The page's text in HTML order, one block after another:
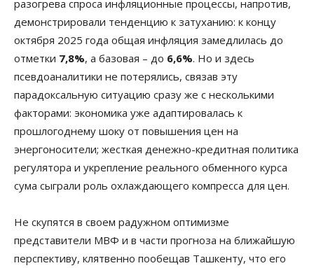
разогрева спроса инфляционные процессы, напротив,
демонстрировали тенденцию к затуханию: к концу
октября 2025 года общая инфляция замедлилась до
отметки 7,8%, а базовая – до 6,6%. Но и здесь
псевдоаналитики не потерялись, связав эту
парадоксальную ситуацию сразу же с несколькими
факторами: экономика уже адаптировалась к
прошлогоднему шоку от повышения цен на
энергоносители; жесткая денежно-кредитная политика
регулятора и укрепление реального обменного курса
сума сыграли роль охлаждающего компресса для цен.
Не скупятся в своем радужном оптимизме
представители МВФ и в части прогноза на ближайшую
перспективу, клятвенно пообещав Ташкенту, что его